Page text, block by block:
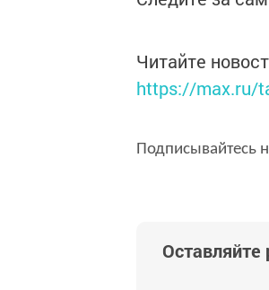
Читайте
https://max.ru/
Подписывайтесь
Оставляйте